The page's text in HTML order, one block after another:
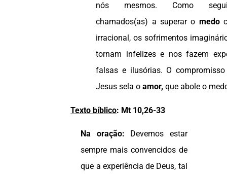
nós mesmos. Como
chamados(as) a superar o medo
irracional, os sofrimentos
tornam infelizes e nos fazem
falsas e ilusórias. O
Jesus sela oamor, que abole o
Texto bíblico: Mt 10,26-33
Na oração: Devemos estar
sempre mais convencidos de
que a experiência de Deus, tal